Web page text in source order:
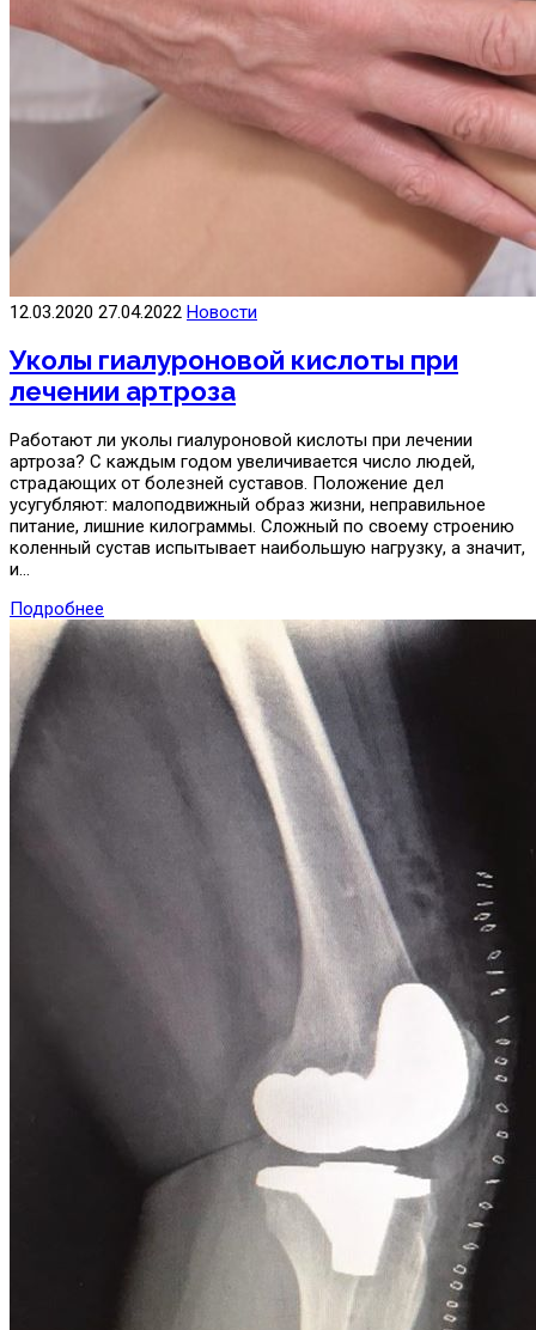
12.03.2020 27.04.2022 Новости
Уколы гиалуроновой кислоты при
лечении артроза
Работают ли уколы гиалуроновой кислоты при лечении
артроза? С каждым годом увеличивается число людей,
страдающих от болезней суставов. Положение дел
усугубляют: малоподвижный образ жизни, неправильное
питание, лишние килограммы. Сложный по своему строению
коленный сустав испытывает наибольшую нагрузку, а значит,
и…
Подробнее